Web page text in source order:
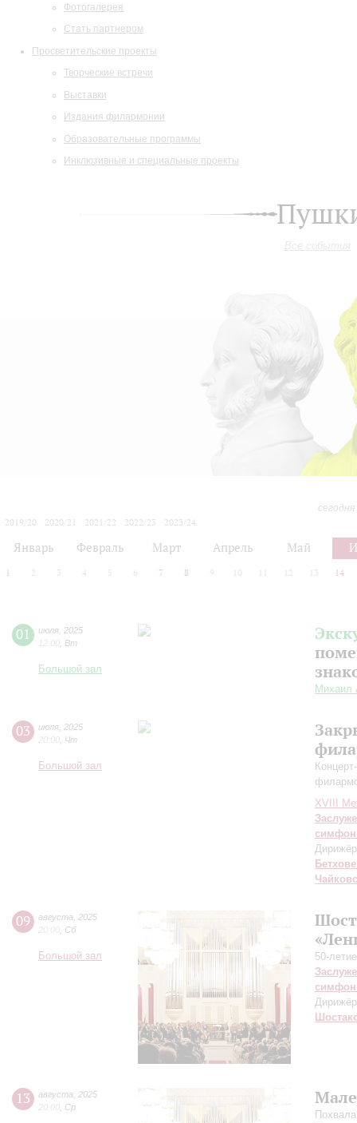
Фотогалерея
Стать партнером
Просветительские проекты
Творческие встречи
Выставки
Издания филармонии
Образовательные программы
Инклюзивные и специальные проекты
Все события
2019/20
2020/21 2021/22 2022/23
2023/24
Январь Февраль Март Апрель Май
1 2 3 4 5 6 7 8 9 10 12 13 14
01 июля 2025
12:00 Вт
Большой зал
Михаил
03 июля 2025
20:00 Чт
Большой зал
XVIII
09 августа
2025
20:00 Сб
Большой зал
50-
13 августа
2025
20:00 Ср